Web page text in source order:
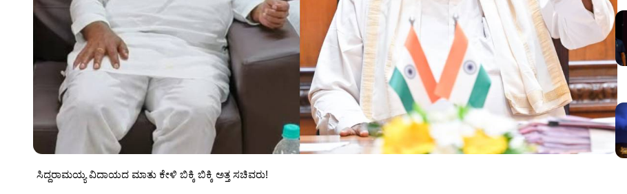
ಸಿದ್ದರಾಮಯ್ಯ ವಿದಾಯದ ಮಾತು ಕೇಳಿ ಬಿಕ್ಕಿ ಬಿಕ್ಕಿ ಅತ್ತ ಸಚಿವರು!